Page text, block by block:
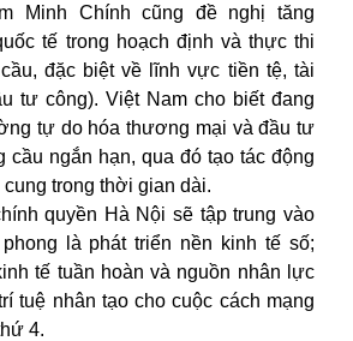
Minh Chính cũng đề nghị tăng
tế trong hoạch định và thực thi
đặc biệt về lĩnh vực tiền tệ, tài
tư công). Việt Nam cho biết đang
tự do hóa thương mại và đầu tư
cầu ngắn hạn, qua đó tạo tác động
trong thời gian dài.
quyền Hà Nội sẽ tập trung vào
là phát triển nền kinh tế số;
tế tuần hoàn và nguồn nhân lực
tuệ nhân tạo cho cuộc cách mạng
4.